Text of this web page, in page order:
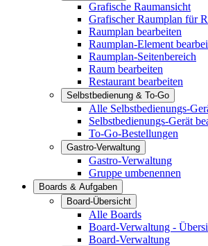
Grafische Raumansicht
Grafischer Raumplan für
Raumplan bearbeiten
Raumplan-Element
Raumplan-Seitenbereich
Raum bearbeiten
Restaurant bearbeiten
Selbstbedienung & To-Go
Alle Selbstbedienungs-
Selbstbedienungs-Gerät
To-Go-Bestellungen
Gastro-Verwaltung
Gastro-Verwaltung
Gruppe umbenennen
Boards & Aufgaben
Board-Übersicht
Alle Boards
Board-Verwaltung -
Board-Verwaltung